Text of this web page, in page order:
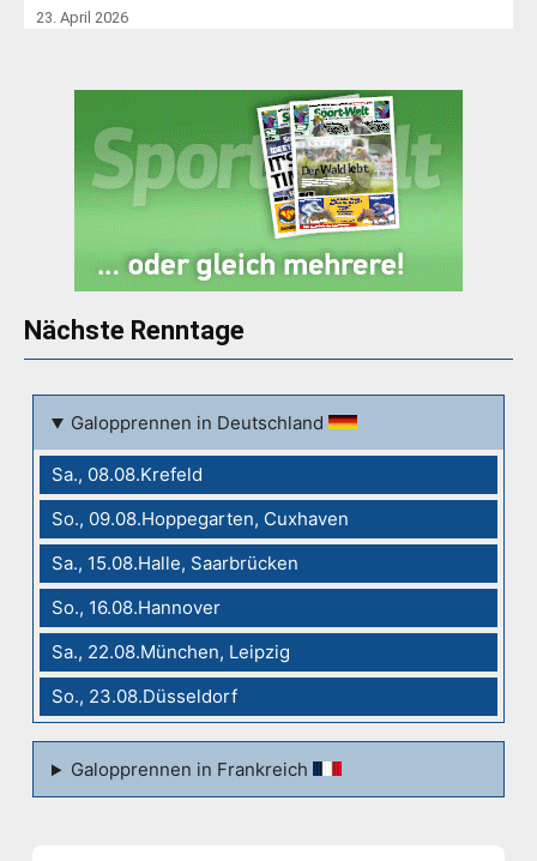
23. April 2026
Nächste Renntage
Galopprennen in Deutschland
Sa., 08.08.Krefeld
So., 09.08.Hoppegarten, Cuxhaven
Sa., 15.08.Halle, Saarbrücken
So., 16.08.Hannover
Sa., 22.08.München, Leipzig
So., 23.08.Düsseldorf
Galopprennen in Frankreich